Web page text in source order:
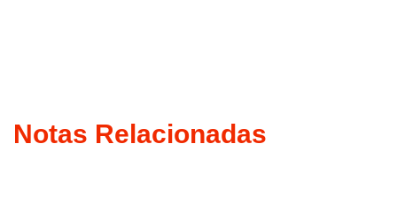
Notas Relacionadas